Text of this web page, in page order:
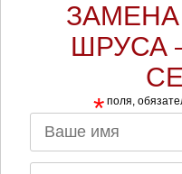
ШРУСА
* поля,